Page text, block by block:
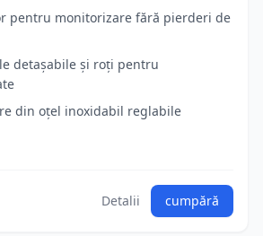
pentru monitorizare fără pierderi de
detașabile și roți pentru
din oțel inoxidabil reglabile
Detalii cumpără